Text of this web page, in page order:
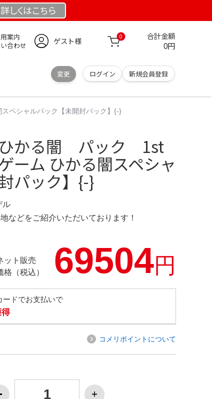
詳しくはこちら
案内
合わせ
ゲスト様 0 合計金額
0円
変更 ログイン 新規会員登録
ペシャルパック【未開封パック】{-}
ひかる闇 パック 1st
ーム ひかる闇スペシャ
パック】{-}
ル
などをご紹介いただいております！
ット販売
格（税込）
69504円
ードでお支払いで
コメリポイントについて